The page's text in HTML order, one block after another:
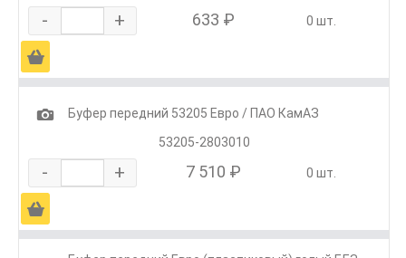
- + 633 ₽ 0 шт.
Ä
1
Буфер передний 53205 Евро / ПАО КамАЗ
53205-2803010
- + 7 510 ₽ 0 шт.
Ä